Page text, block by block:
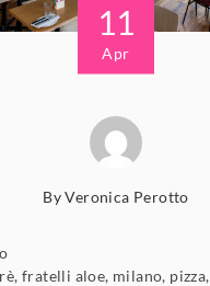
11
Apr
ByVeronica Perotto
,fratelli aloe, milano, pizza,